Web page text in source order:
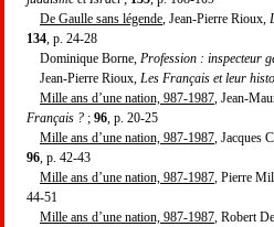
De Gaulle sans légende , Jean-Pierre Rioux,
134 , p. 24-28
Dominique Borne, Profession : inspecteur
Jean-Pierre Rioux, Les Français et leur
Mille ans d’une nation, 987-1987 , Jean-
Français ? ; 96 , p. 20-25
Mille ans d’une nation, 987-1987 , Jacques
96 , p. 42-43
Mille ans d’une nation, 987-1987 , Pierre
44-51
Mille ans d’une nation, 987-1987 , Robert